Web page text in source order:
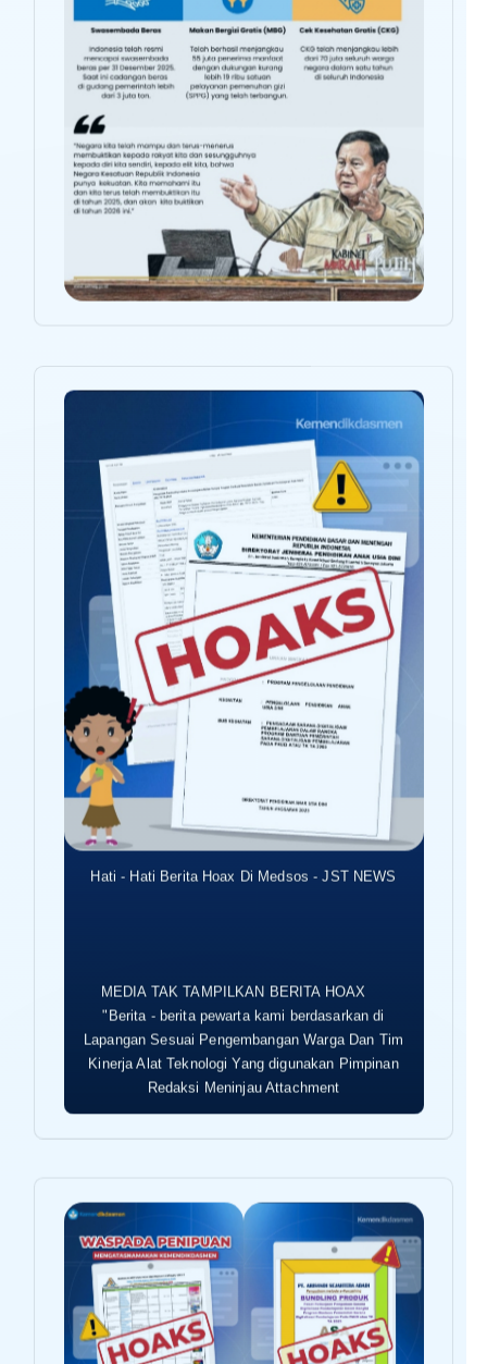
Hati - Hati Berita Hoax Di Medsos - JST NEWS
MEDIA TAK TAMPILKAN BERITA HOAX
"Berita - berita pewarta kami berdasarkan di
Lapangan Sesuai Pengembangan Warga Dan Tim
Kinerja Alat Teknologi Yang digunakan Pimpinan
Redaksi Meninjau Attachment